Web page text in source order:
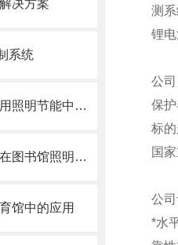
决方案
系统
智能照明控制系统在民用照明节能中的应用
浅析智能照明控制系统在图书馆照明节能中的应用
馆中的应用
测
锂
公
保
标
国
公
*水